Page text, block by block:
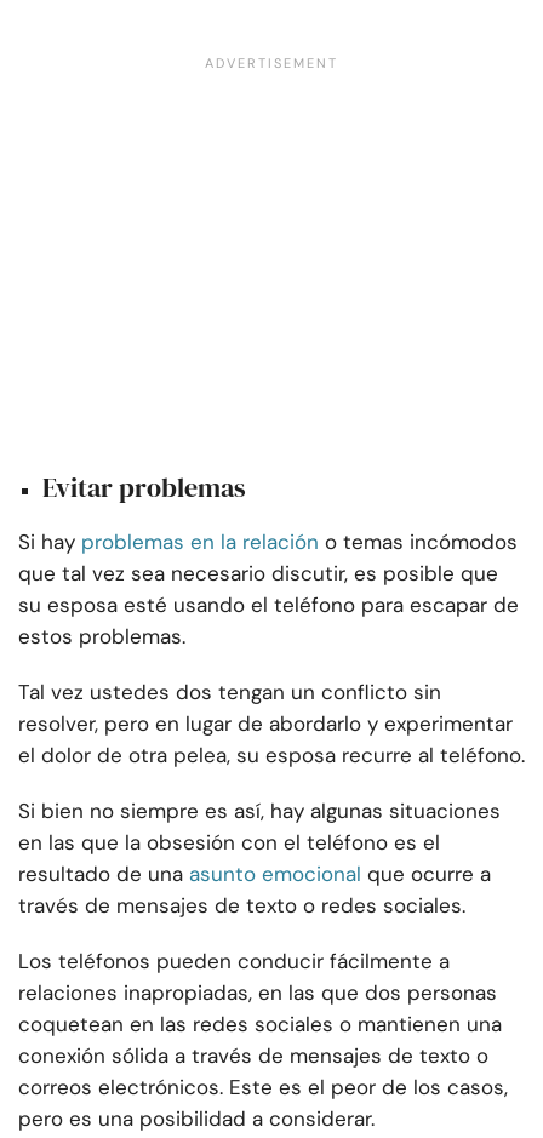
Evitar problemas
Si hay problemas en la relación o temas incómodos
que tal vez sea necesario discutir, es posible que
su esposa esté usando el teléfono para escapar de
estos problemas.
Tal vez ustedes dos tengan un conflicto sin
resolver, pero en lugar de abordarlo y experimentar
el dolor de otra pelea, su esposa recurre al teléfono.
Si bien no siempre es así, hay algunas situaciones
en las que la obsesión con el teléfono es el
resultado de una asunto emocional que ocurre a
través de mensajes de texto o redes sociales.
Los teléfonos pueden conducir fácilmente a
relaciones inapropiadas, en las que dos personas
coquetean en las redes sociales o mantienen una
conexión sólida a través de mensajes de texto o
correos electrónicos. Este es el peor de los casos,
pero es una posibilidad a considerar.